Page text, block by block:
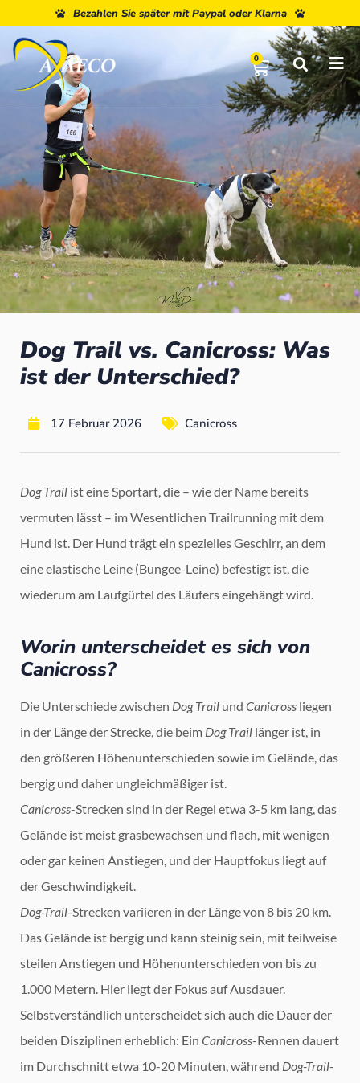
Bezahlen Sie später mit Paypal oder Klarna
0
Dog Trail vs. Canicross: Was
ist der Unterschied?
17 Februar 2026 Canicross
Dog Trail ist eine Sportart, die – wie der Name bereits
vermuten lässt – im Wesentlichen Trailrunning mit dem
Hund ist. Der Hund trägt ein spezielles Geschirr, an dem
eine elastische Leine (Bungee-Leine) befestigt ist, die
wiederum am Laufgürtel des Läufers eingehängt wird.
Worin unterscheidet es sich von
Canicross?
Die Unterschiede zwischen Dog Trail und Canicross liegen
in der Länge der Strecke, die beim Dog Trail länger ist, in
den größeren Höhenunterschieden sowie im Gelände, das
bergig und daher ungleichmäßiger ist.
Canicross-Strecken sind in der Regel etwa 3-5 km lang, das
Gelände ist meist grasbewachsen und flach, mit wenigen
oder gar keinen Anstiegen, und der Hauptfokus liegt auf
der Geschwindigkeit.
Dog-Trail-Strecken variieren in der Länge von 8 bis 20 km.
Das Gelände ist bergig und kann steinig sein, mit teilweise
steilen Anstiegen und Höhenunterschieden von bis zu
1.000 Metern. Hier liegt der Fokus auf Ausdauer.
Selbstverständlich unterscheidet sich auch die Dauer der
beiden Disziplinen erheblich: Ein Canicross-Rennen dauert
im Durchschnitt etwa 10-20 Minuten, während Dog-Trail-